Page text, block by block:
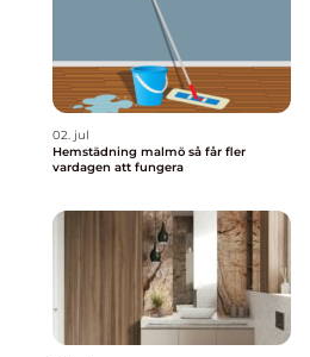
02. jul
Hemstädning malmö så får fler
vardagen att fungera